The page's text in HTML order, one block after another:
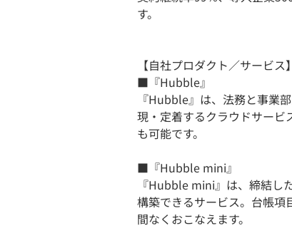
す。
【自社プロダクト／サービス】
■『Hubble』
『Hubble』は、法務と事業
現・定着するクラウドサービ
も可能です。
■『Hubble mini』
『Hubble mini』は、締結し
構築できるサービス。台帳項
間なくおこなえます。